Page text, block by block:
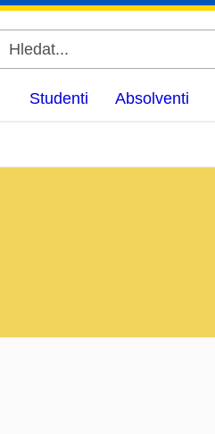
Studenti Absolventi